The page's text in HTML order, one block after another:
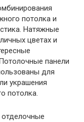
потолка и
Натяжные
цветах и
панели
для
украшения
потолка.